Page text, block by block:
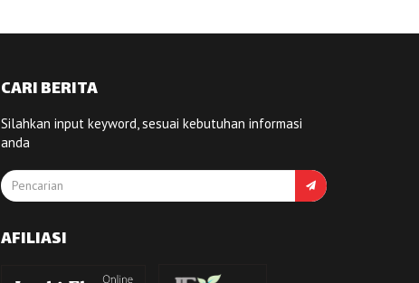
CARI BERITA
Silahkan input keyword, sesuai kebutuhan informasi
anda
AFILIASI